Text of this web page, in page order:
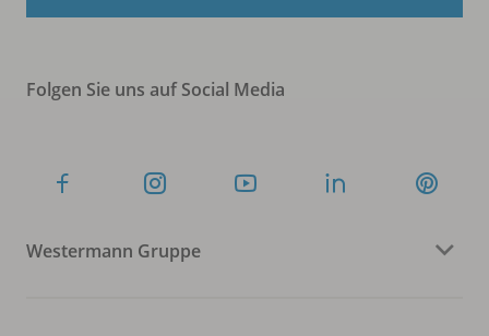
Folgen Sie uns auf Social Media
Westermann Gruppe